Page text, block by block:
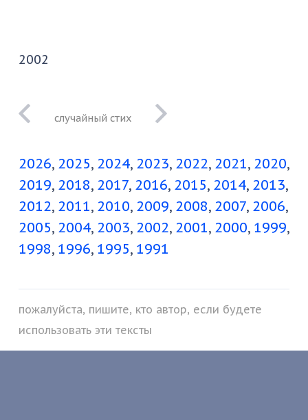
2002
2026 2025 2024 2023 2022 2021 2020
2019 2018 2017 2016 2015 2014 2013
2012 2011 2010 2009 2008 2007 2006
2005 2004 2003 2002 2001 2000 1999
1998 1996 1995 1991
пожалуйста, пишите, кто автор, если будете
использовать эти тексты